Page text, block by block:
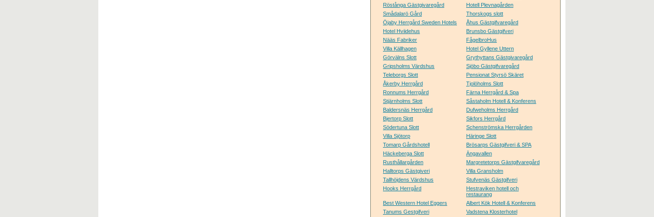
Röstånga Gästgivaregård
Hotell Plevnagården
Smådalarö Gård
Thorskogs slott
Öjaby Herrgård Sweden Hotels
Åhus Gästgifvaregård
Hotel Hviidehus
Brunsbo Gästgifveri
Nääs Fabriker
FågelbroHus
Villa Källhagen
Hotel Gyllene Uttern
Görvälns Slott
Grythyttans Gästgivaregård
Gripsholms Värdshus
Sjöbo Gästgifvaregård
Teleborgs Slott
Pensionat Styrsö Skäret
Åkerby Herrgård
Tjolöholms Slott
Ronnums Herrgård
Färna Herrgård & Spa
Stjärnholms Slott
Såstaholm Hotell & Konferens
Baldersnäs Herrgård
Dufweholms Herrgård
Bjertorp Slott
Sikfors Herrgård
Södertuna Slott
Schenströmska Herrgården
Villa Sjötorp
Häringe Slott
Tomarp Gårdshotell
Brösarps Gästgifveri & SPA
Häckeberga Slott
Ängavallen
Rusthållargården
Margretetorps Gästgifvaregård
Halltorps Gästgiveri
Villa Gransholm
Tallhöjdens Värdshus
Stufvenäs Gästgifveri
Hooks Herrgård
Hestraviken hotell och
restaurang
Best Western Hotel Eggers
Albert Kök Hotell & Konferens
Tanums Gestgifveri
Vadstena Klosterhotel